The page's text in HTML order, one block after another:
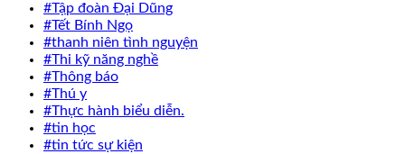
#Tập đoàn Đại Dũng
#Tết Bính Ngọ
#thanh niên tình nguyện
#Thi kỹ năng nghề
#Thông báo
#Thú y
#Thực hành biểu diễn.
#tin học
#tin tức sự kiện